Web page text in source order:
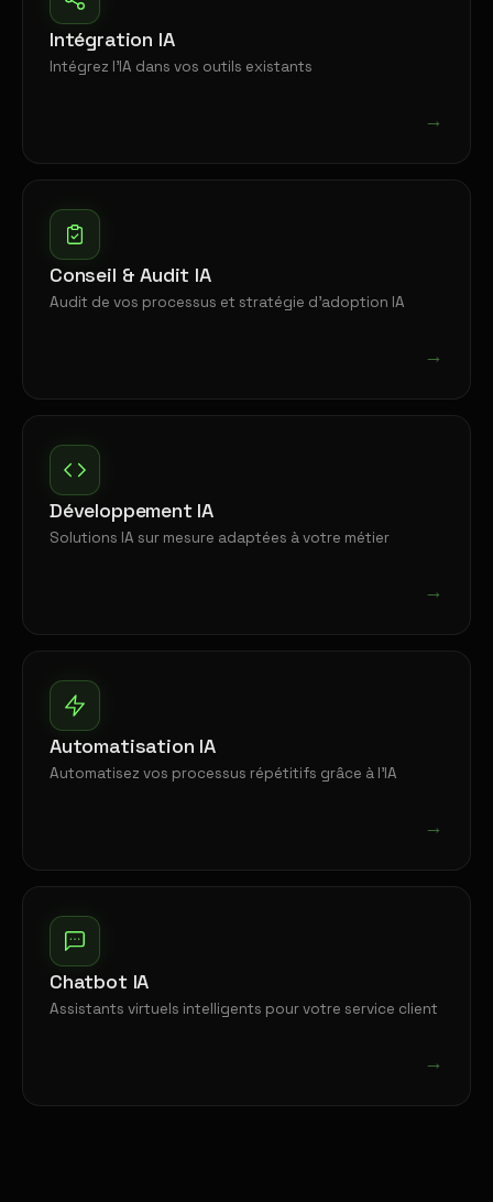
Intégration IA
Intégrez l'IA dans vos outils existants
→
Conseil & Audit IA
Audit de vos processus et stratégie d'adoption IA
→
Développement IA
Solutions IA sur mesure adaptées à votre métier
→
Automatisation IA
Automatisez vos processus répétitifs grâce à l'IA
→
Chatbot IA
Assistants virtuels intelligents pour votre service client
→